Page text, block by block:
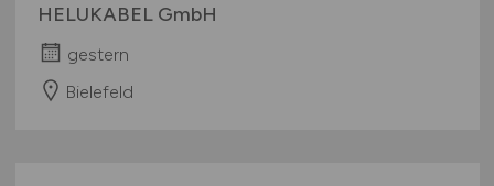
HELUKABEL GmbH
gestern
Bielefeld